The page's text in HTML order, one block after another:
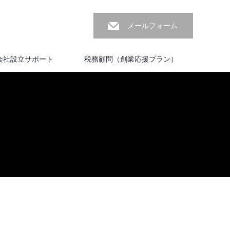
メールフォーム
社設立サポート 税務顧問（創業応援プラン）